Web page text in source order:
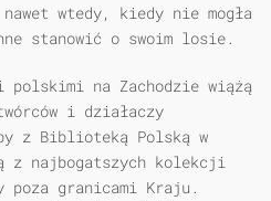
wtedy, kiedy nie mogła
stanowić o swoim losie.
polskimi na Zachodzie wiążą
i działaczy
z Biblioteką Polską w
z najbogatszych kolekcji
granicami Kraju.